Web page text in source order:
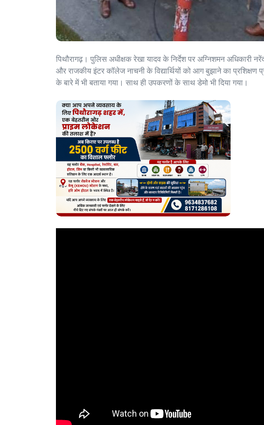
पिथौरागढ़। पुलिस अधीक्षक रेखा यादव के निर्देश पर अग्निशमन अधिकारी
और राजकीय इंटर कॉलेज नाचनी के विद्यार्थियों को आग बुझाने का
के बारे में भी बताया गया। साथ ही उपकरणों के साथ डेमो भी दिया गया।